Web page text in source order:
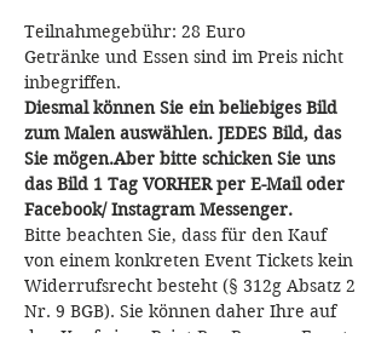
Teilnahmegebühr: 28 Euro
Getränke und Essen sind im Preis nicht
inbegriffen.
Diesmal können Sie ein beliebiges Bild
zum Malen auswählen. JEDES Bild, das
Sie mögen.Aber bitte schicken Sie uns
das Bild 1 Tag VORHER per E-Mail oder
Facebook/ Instagram Messenger.
Bitte beachten Sie, dass für den Kauf
von einem konkreten Event Tickets kein
Widerrufsrecht besteht (§ 312g Absatz 2
Nr. 9 BGB). Sie können daher Ihre auf
den Kauf eines Paint Bar Bremen-Event